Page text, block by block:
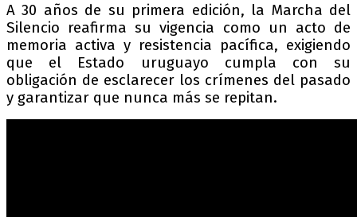
A 30 años de su primera edición, la Marcha del
Silencio reafirma su vigencia como un acto de
memoria activa y resistencia pacífica, exigiendo
que el Estado uruguayo cumpla con su
obligación de esclarecer los crímenes del pasado
y garantizar que nunca más se repitan.